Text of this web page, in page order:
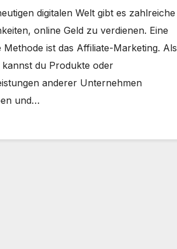
digitalen Welt gibt es zahlreiche
online Geld zu verdienen. Eine
Methode ist das Affiliate-Marketing. Als
kannst du Produkte oder
anderer Unternehmen
und…